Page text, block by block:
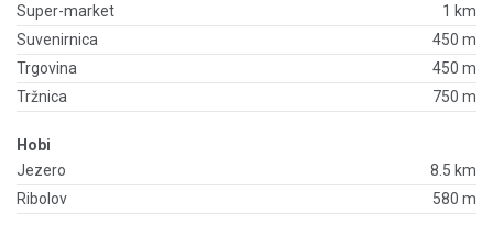
Super-market
1 km
Suvenirnica
450 m
Trgovina
450 m
Tržnica
750 m
Hobi
Jezero
8.5 km
Ribolov
580 m